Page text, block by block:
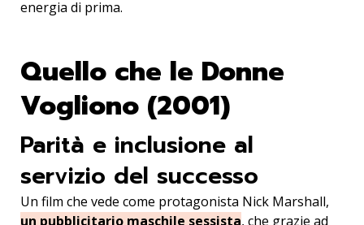
energia di prima.
Quello che le Donne
Vogliono (2001)
Parità e inclusione al
servizio del successo
Un film che vede come protagonista Nick Marshall,
un pubblicitario maschile sessista, che grazie ad